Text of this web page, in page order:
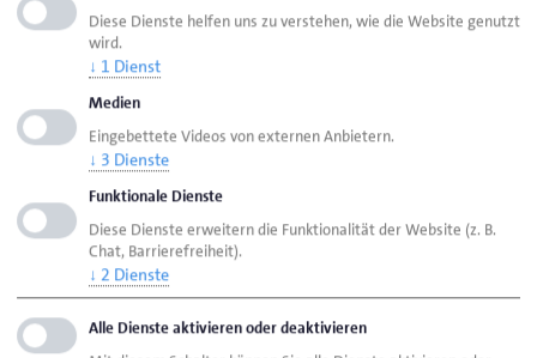
Lehrbäckerei gewesen, die sich im Kontext geringerer
Ausbildungszahlen ebenso neu aufstellen wird. Daher
würden sich auch die Prüfungsausschüsse beider
Innungen zusammenschließen, um den geringeren
Ausbildungszahlen Rechnung zu tragen, so Knappe.
In getrennten Sitzungen haben die Bäckerinnungen
Oldenburger Münsterland und Oldenburger Land
zunächst die Fusion zur neuen Bäcker-Innung
Oldenburger Land beschlossen. Danach wurde die
neue Innung in einer gemeinsamen Sitzung
Diese Dienste helfen uns zu verstehen, wie die Website genutzt
wird.
↓ 1 Dienst
Medien
Eingebettete Videos von externen Anbietern.
↓ 3 Dienste
Funktionale Dienste
Diese Dienste erweitern die Funktionalität der Website (z. B.
Chat, Barrierefreiheit).
↓ 2 Dienste
Alle Dienste aktivieren oder deaktivieren